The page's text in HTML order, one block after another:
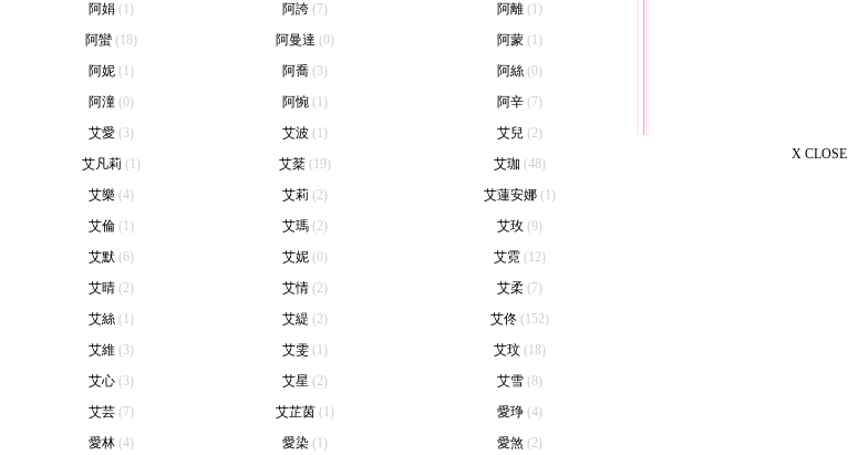
X CLOSE
阿娟 (1) 阿誇 (7) 阿離 (1)
阿蠻 (18) 阿曼達 (0) 阿蒙 (1)
阿妮 (1) 阿喬 (3) 阿絲 (0)
阿潼 (0) 阿惋 (1) 阿辛 (7)
艾愛 (3) 艾波 (1) 艾兒 (2)
艾凡莉 (1) 艾棻 (19) 艾珈 (48)
艾樂 (4) 艾莉 (2) 艾蓮安娜 (1)
艾倫 (1) 艾瑪 (2) 艾玫 (9)
艾默 (6) 艾妮 (0) 艾霓 (12)
艾晴 (2) 艾情 (2) 艾柔 (7)
艾絲 (1) 艾緹 (2) 艾佟 (152)
艾維 (3) 艾雯 (1) 艾玟 (18)
艾心 (3) 艾星 (2) 艾雪 (8)
艾芸 (7) 艾芷茵 (1) 愛琤 (4)
愛林 (4) 愛染 (1) 愛煞 (2)